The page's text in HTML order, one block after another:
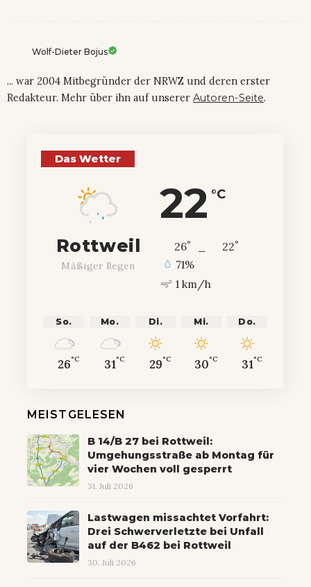
Wolf-Dieter Bojus
... war 2004 Mitbegründer der NRWZ und deren erster
Redakteur. Mehr über ihn auf unserer Autoren-Seite.
Das Wetter
22 °C
Rottweil
Mäßiger Regen
26° 22°
71%
1 km/h
So.
26°C
Mo.
31°C
Di.
29°C
Mi.
30°C
Do.
31°C
MEISTGELESEN
B 14/B 27 bei Rottweil:
Umgehungsstraße ab Montag für
vier Wochen voll gesperrt
31. Juli 2026
Lastwagen missachtet Vorfahrt:
Drei Schwerverletzte bei Unfall
auf der B462 bei Rottweil
30. Juli 2026